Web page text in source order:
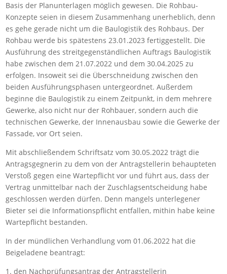
Basis der Planunterlagen möglich gewesen. Die Rohbau-
Konzepte seien in diesem Zusammenhang unerheblich, denn
es gehe gerade nicht um die Baulogistik des Rohbaus. Der
Rohbau werde bis spätestens 23.01.2023 fertiggestellt. Die
Ausführung des streitgegenständlichen Auftrags Baulogistik
habe zwischen dem 21.07.2022 und dem 30.04.2025 zu
erfolgen. Insoweit sei die Überschneidung zwischen den
beiden Ausführungsphasen untergeordnet. Außerdem
beginne die Baulogistik zu einem Zeitpunkt, in dem mehrere
Gewerke, also nicht nur der Rohbauer, sondern auch die
technischen Gewerke, der Innenausbau sowie die Gewerke der
Fassade, vor Ort seien.
Mit abschließendem Schriftsatz vom 30.05.2022 trägt die
Antragsgegnerin zu dem von der Antragstellerin behaupteten
Verstoß gegen eine Wartepflicht vor und führt aus, dass der
Vertrag unmittelbar nach der Zuschlagsentscheidung habe
geschlossen werden dürfen. Denn mangels unterlegener
Bieter sei die Informationspflicht entfallen, mithin habe keine
Wartepflicht bestanden.
In der mündlichen Verhandlung vom 01.06.2022 hat die
Beigeladene beantragt:
1. den Nachprüfungsantrag der Antragstellerin